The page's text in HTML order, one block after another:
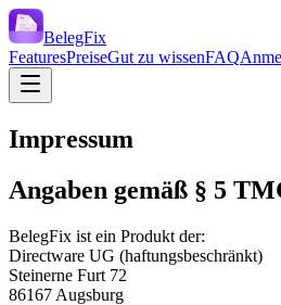
BelegFix
FeaturesPreiseGut zu wissenFAQ
Impressum
Angaben gemäß § 5
BelegFix ist ein Produkt der:
Directware UG (haftungsbeschränkt)
Steinerne Furt 72
86167 Augsburg